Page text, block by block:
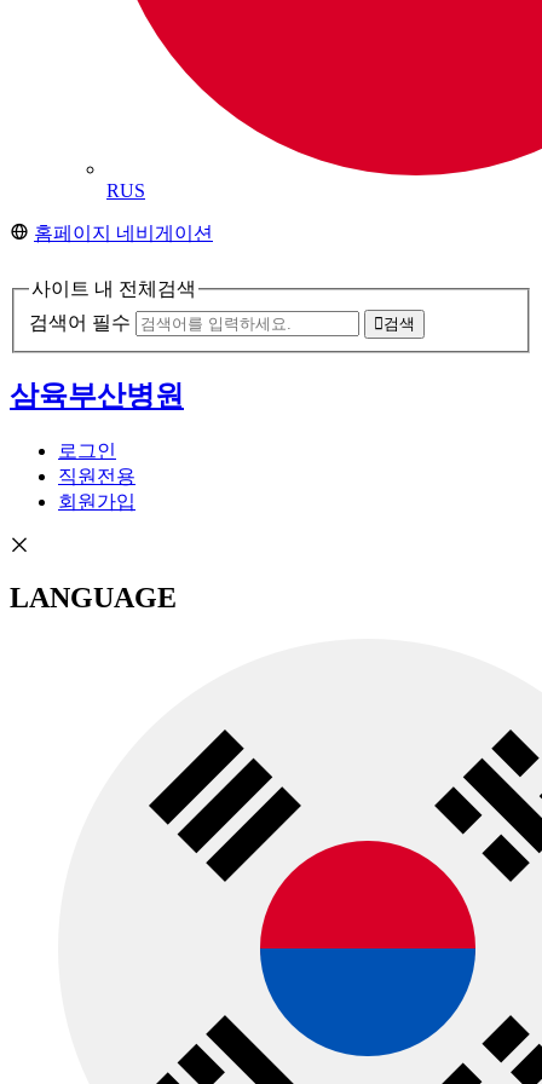
RUS
홈페이지 네비게이션
사이트 내 전체검색
검색어 필수
검색
삼육부산병원
로그인
직원전용
회원가입
LANGUAGE